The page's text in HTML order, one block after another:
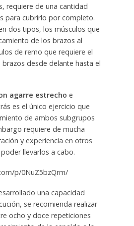
requiere de una cantidad
para cubrirlo por completo.
dos tipos, los músculos que
de los brazos al
de remo que requiere el
desde delante hasta el
agarre estrecho e
es el único ejercicio que
de ambos subgrupos
requiere de mucha
y experiencia en otros
llevarlos a cabo.
p/0NuZ5bzQrm/
una capacidad
se recomienda realizar
ocho y doce repeticiones